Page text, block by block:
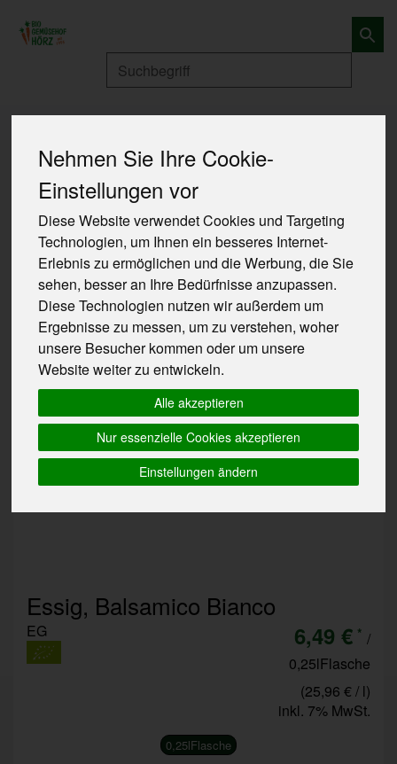
Nehmen Sie Ihre Cookie-
Einstellungen vor
Diese Website verwendet Cookies und Targeting
Technologien, um Ihnen ein besseres Internet-
Erlebnis zu ermöglichen und die Werbung, die Sie
sehen, besser an Ihre Bedürfnisse anzupassen.
Diese Technologien nutzen wir außerdem um
Ergebnisse zu messen, um zu verstehen, woher
unsere Besucher kommen oder um unsere
Website weiter zu entwickeln.
Alle akzeptieren
Nur essenzielle Cookies akzeptieren
Einstellungen ändern
Essig, Balsamico Bianco
EG 6,49 € * /
0,25lFlasche
(25,96 € / l)
inkl. 7% MwSt.
0,25lFlasche